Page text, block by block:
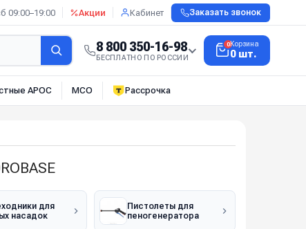
09:00–19:00 Акции Кабинет Заказать звонок
8 800 350-16-98
БЕСПЛАТНО ПО РОССИИ
0Корзина
0 шт.
АРОС МСО Рассрочка
для
насадок
Пистолеты для
пеногенератора